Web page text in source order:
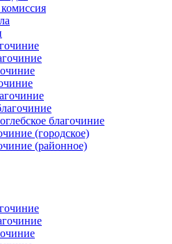
благочиние
(городское)
(районное)